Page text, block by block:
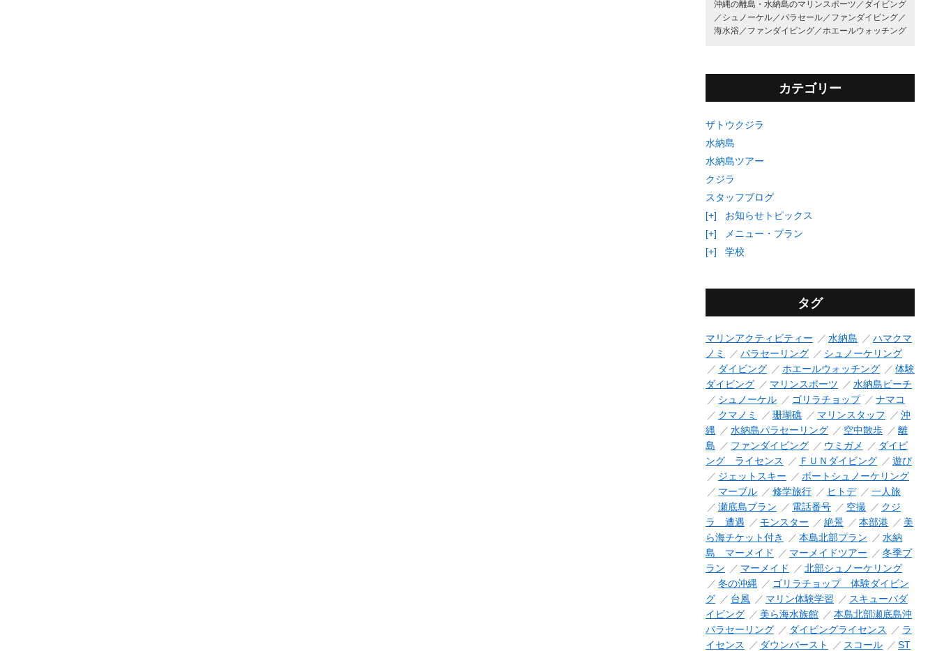
沖縄の離島・水納島のマリンスポーツ／ ダイビング
／ シュノーケル／ パラセール／ ファンダイビング／
海水浴／ ファンダイビング／ ホエールウォッチング
カテゴリー
ザトウクジラ
水納島
水納島ツアー
クジラ
スタッフブログ
[+]
お知らせトピックス
[+]
メニュー・プラン
[+]
学校
タグ
マリンアクティビティー 水納島
ハマクマ
ノミ
パラセーリング
シュノーケリング
ダイビング
ホエールウォッチング
体験
ダイビング
マリンスポーツ
水納島ビーチ
シュノーケル
ゴリラチョップ
ナマコ
クマノミ
珊瑚礁 マリンスタッフ
沖
縄
水納島パラセーリング 空中散歩
離
島
ファンダイビング ウミガメ
ダイビ
ング ライセンス
ＦＵＮダイビング
遊び
ジェットスキー
ボートシュノーケリング
マーブル
修学旅行 ヒトデ
一人旅
瀬底島プラン
電話番号 空撮
クジ
ラ 遭遇
モンスター 絶景 本部港
美
ら海チケット付き
本島北部プラン
水納
島 マーメイド
マーメイドツアー
冬季プ
ラン
マーメイド
北部シュノーケリング
冬の沖縄
ゴリラチョップ 体験ダイビン
グ
台風 マリン体験学習
スキューバダ
イビング
美ら海水族館
本島北部瀬底島沖
パラセーリング
ダイビングライセンス
ラ
イセンス
ダウンバースト スコール
ST